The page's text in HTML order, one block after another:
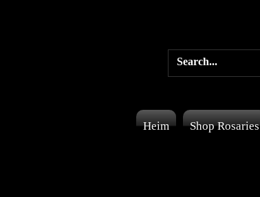
Heim Shop Rosaries